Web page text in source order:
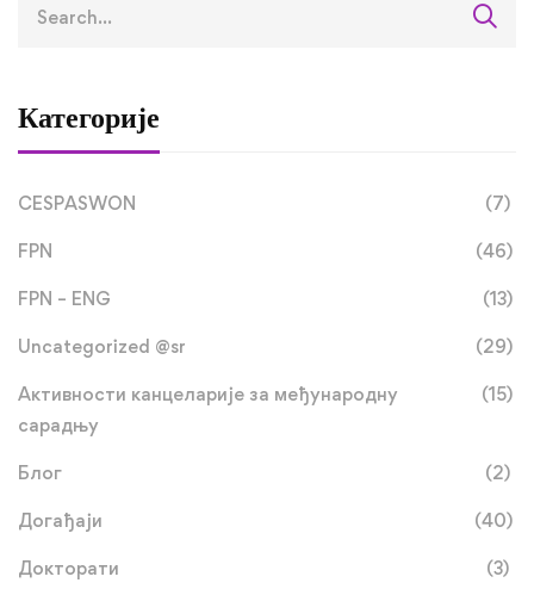
Категорије
CESPASWON (7)
FPN (46)
FPN – ENG (13)
Uncategorized @sr (29)
Активности канцеларије за међународну
сарадњу
(15)
Блог (2)
Догађаји (40)
Докторати (3)